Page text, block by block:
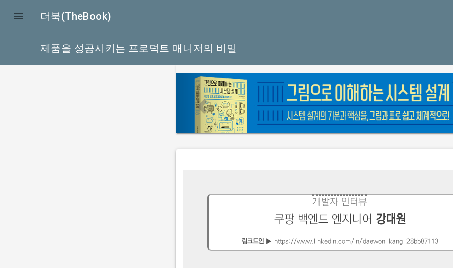
 더북(TheBook)
제품을 성공시키는 프로덕트 매니저의 비밀
p
r
e
v
i
o
개발자 인터뷰
쿠팡 백엔드 엔지니어 강대원
링크드인▶ https://www.linkedin.com/in/daewon-kang-28bb87113